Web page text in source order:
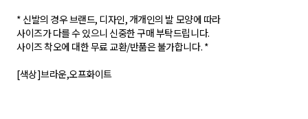
* 신발의 경우 브랜드, 디자인, 개개인의 발 모양에 따라
사이즈가 다를 수 있으니 신중한 구매 부탁드립니다.
사이즈 착오에 대한 무료 교환/반품은 불가합니다. *
[색상]브라운,오프화이트